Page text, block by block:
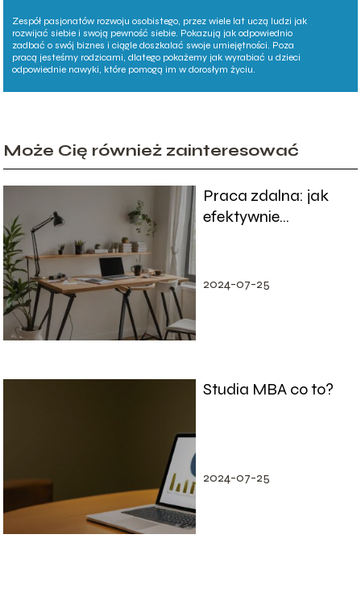
Zespół pasjonatów rozwoju osobistego, przez wiele lat uczą ludzi jak
rozwijać siebie i swoją pewność siebie. Pokazują jak odpowiednio
zadbać o swój biznes i ciągle doszkalać swoje umiejętności. Poza
pracą jesteśmy rodzicami, dlatego pokażemy jak wyrabiać u dzieci
odpowiednie nawyki, które pomogą im w dorosłym życiu.
Może Cię również zainteresować
Praca zdalna: jak
efektywnie
2024-07-25
Studia MBA co to?
2024-07-25